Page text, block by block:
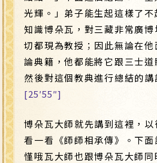
光輝。」弟子能生起這樣了
知識博朵瓦，對三藏非常廣
切都現為教授；因此無論在
論典籍，他都能將它跟三士道
然後對這個教典進行總結的講
[25′55″]
博朵瓦大師就先講到這裡，
看一看《師師相承傳》。下面
慬哦瓦大師也跟博朵瓦大師